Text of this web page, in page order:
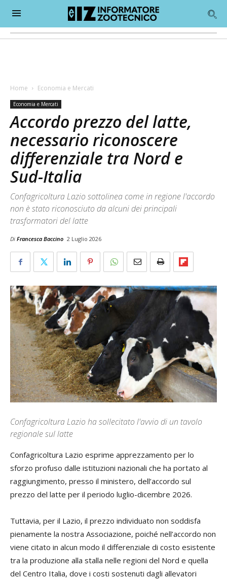
Home Economia e Mercati
Economia e Mercati
Accordo prezzo del latte,
necessario riconoscere
differenziale tra Nord e
Sud-Italia
Confagricoltura Lazio sottolinea come in regione l'accordo
non è stato riconosciuto da alcuni dei principali
trasformatori del latte
Di Francesca Baccino 2 Luglio 2026
Confagricoltura Lazio ha sollecitato l'avvio di un tavolo
regionale sul latte
Confagricoltura Lazio esprime apprezzamento per lo
sforzo profuso dalle istituzioni nazionali che ha portato al
raggiungimento, presso il ministero, dell’accordo sul
prezzo del latte per il periodo luglio-dicembre 2026.
Tuttavia, per il Lazio, il prezzo individuato non soddisfa
pienamente la nostra Associazione, poiché nell’accordo non
viene citato in alcun modo il differenziale di costo esistente
tra la produzione alla stalla nelle regioni del Nord e quella
del Centro Italia, dove i costi sostenuti dagli allevatori